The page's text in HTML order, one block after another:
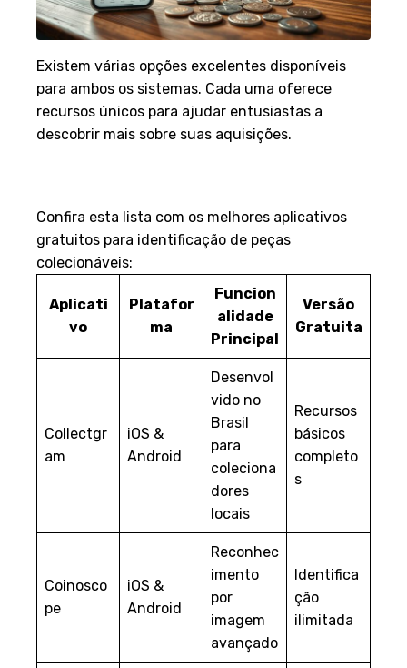
Existem várias opções excelentes disponíveis
para ambos os sistemas. Cada uma oferece
recursos únicos para ajudar entusiastas a
descobrir mais sobre suas aquisições.
Confira esta lista com os melhores aplicativos
gratuitos para identificação de peças
colecionáveis:
Aplicati
vo
Platafor
ma
Funcion
alidade
Principal
Versão
Gratuita
Collectgr
am
iOS &
Android
Desenvol
vido no
Brasil
para
coleciona
dores
locais
Recursos
básicos
completo
s
Coinosco
pe
iOS &
Android
Reconhec
imento
por
imagem
avançado
Identifica
ção
ilimitada